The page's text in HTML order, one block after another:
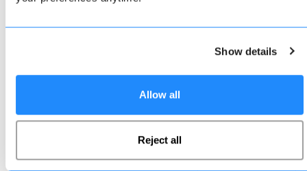
Show details
Allow all
Reject all
Ovronnaz
Ovronnaz si trova a Svizzera
immerso nelle Alpi Svizzere. Con una vista
piste, offre un'esperienza emozionante per gli